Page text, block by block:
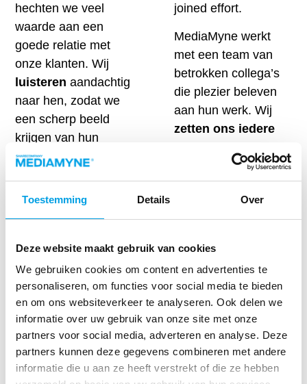
Toestemming Details Over
Deze website maakt gebruik van cookies
We gebruiken cookies om content en advertenties te
personaliseren, om functies voor social media te bieden
en om ons websiteverkeer te analyseren. Ook delen we
informatie over uw gebruik van onze site met onze
partners voor social media, adverteren en analyse. Deze
partners kunnen deze gegevens combineren met andere
informatie die u aan ze heeft verstrekt of die ze hebben
hechten we veel
waarde aan een
goede relatie met
onze klanten. Wij
luisteren aandachtig
naar hen, zodat we
een scherp beeld
krijgen van hun
activiteiten en
expertpartner leven
organisatiewaarden
na.
Wij prikkelen onze
klanten, zijn altijd
transparant en
helpen hen om hun
interne communicatie
joined effort.
MediaMyne werkt
met een team van
betrokken collega’s
die plezier beleven
aan hun werk. Wij
zetten ons iedere
verwachtingen van
onze klanten te
van de merken van
ShareCompany.
Actief met drie
bedrijfsonderdelen
heeft ShareCompany
uiteindelijk één
optimaliseren van